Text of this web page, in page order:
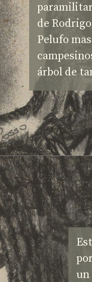
de
Pelufo
árbol de
un